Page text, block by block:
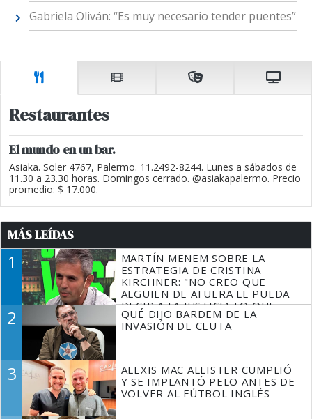
Gabriela Oliván: “Es muy necesario tender puentes”
Restaurantes
El mundo en un bar.
Asiaka. Soler 4767, Palermo. 11.2492-8244. Lunes a sábados de
11.30 a 23.30 horas. Domingos cerrado. @asiakapalermo. Precio
promedio: $ 17.000.
MÁS LEÍDAS
1
MARTÍN MENEM SOBRE LA
ESTRATEGIA DE CRISTINA
KIRCHNER: "NO CREO QUE
ALGUIEN DE AFUERA LE PUEDA
DECIR A LA JUSTICIA LO QUE
TIENE QUE HACER"
2
QUÉ DIJO BARDEM DE LA
INVASIÓN DE CEUTA
3
ALEXIS MAC ALLISTER CUMPLIÓ
Y SE IMPLANTÓ PELO ANTES DE
VOLVER AL FÚTBOL INGLÉS